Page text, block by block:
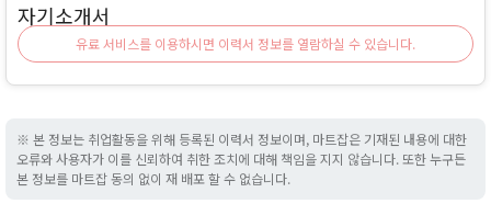
자기소개서
유료 서비스를 이용하시면 이력서 정보를 열람하실 수 있습니다.
※ 본 정보는 취업활동을 위해 등록된 이력서 정보이며, 마트잡은 기재된 내용에 대한
오류와 사용자가 이를 신뢰하여 취한 조치에 대해 책임을 지지 않습니다. 또한 누구든
본 정보를 마트잡 동의 없이 재 배포 할 수 없습니다.